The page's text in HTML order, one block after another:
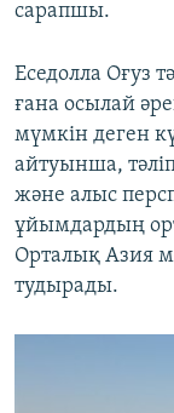
сарапшы.
Еседолла Оғуз
ғана осылай
мүмкін деген
айтуынша,
және алыс
ұйымдардың
Орталық Азия
тудырады.